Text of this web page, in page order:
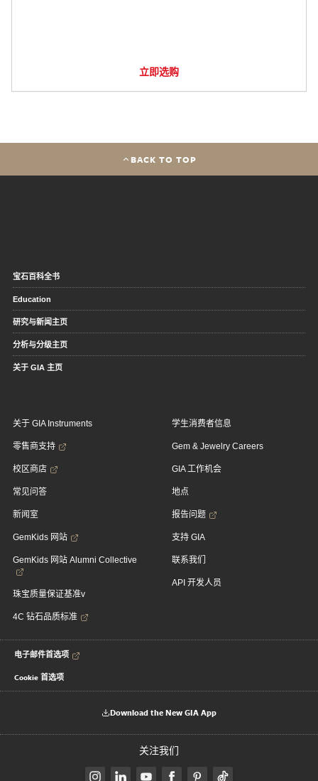
立即选购
BACK TO TOP
宝石百科全书
Education
研究与新闻主页
分析与分级主页
关于 GIA 主页
关于 GIA Instruments
零售商支持
校区商店
常见问答
新闻室
GemKids 网站
GemKids 网站 Alumni Collective
珠宝质量保证基准v
4C 钻石品质标准
学生消费者信息
Gem & Jewelry Careers
GIA 工作机会
地点
报告问题
支持 GIA
联系我们
API 开发人员
电子邮件首选项
Cookie 首选项
Download the New GIA App
关注我们